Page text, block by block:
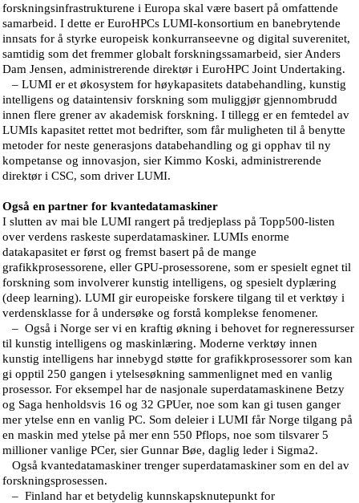
forskningsinfrastrukturene i Europa skal være basert på omfattende
samarbeid. I dette er EuroHPCs LUMI-konsortium en banebrytende
innsats for å styrke europeisk konkurranseevne og digital suverenitet,
samtidig som det fremmer globalt forskningssamarbeid, sier Anders
Dam Jensen, administrerende direktør i EuroHPC Joint Undertaking.
– LUMI er et økosystem for høykapasitets databehandling, kunstig
intelligens og dataintensiv forskning som muliggjør gjennombrudd
innen flere grener av akademisk forskning. I tillegg er en femtedel av
LUMIs kapasitet rettet mot bedrifter, som får muligheten til å benytte
metoder for neste generasjons databehandling og gi opphav til ny
kompetanse og innovasjon, sier Kimmo Koski, administrerende
direktør i CSC, som driver LUMI.
Også en partner for kvantedatamaskiner
I slutten av mai ble LUMI rangert på tredjeplass på Topp500-listen
over verdens raskeste superdatamaskiner. LUMIs enorme
datakapasitet er først og fremst basert på de mange
grafikkprosessorene, eller GPU-prosessorene, som er spesielt egnet til
forskning som involverer kunstig intelligens, og spesielt dyplæring
(deep learning). LUMI gir europeiske forskere tilgang til et verktøy i
verdensklasse for å undersøke og forstå komplekse fenomener.
– Også i Norge ser vi en kraftig økning i behovet for regneressurser
til kunstig intelligens og maskinlæring. Moderne verktøy innen
kunstig intelligens har innebygd støtte for grafikkprosessorer som kan
gi opptil 250 gangen i ytelsesøkning sammenlignet med en vanlig
prosessor. For eksempel har de nasjonale superdatamaskinene Betzy
og Saga henholdsvis 16 og 32 GPUer, noe som kan gi tusen ganger
mer ytelse enn en vanlig PC. Som deleier i LUMI får Norge tilgang på
en maskin med ytelse på mer enn 550 Pflops, noe som tilsvarer 5
millioner vanlige PCer, sier Gunnar Bøe, daglig leder i Sigma2.
Også kvantedatamaskiner trenger superdatamaskiner som en del av
forskningsprosessen.
– Finland har et betydelig kunnskapsknutepunkt for